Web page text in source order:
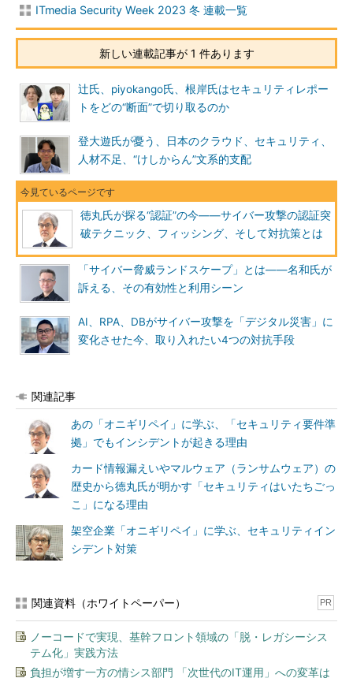
ITmedia Security Week 2023 冬 連載一覧
新しい連載記事が 1 件あります
辻氏、piyokango氏、根岸氏はセキュリティレポー
トをどの“断面”で切り取るのか
登大遊氏が憂う、日本のクラウド、セキュリティ、
人材不足、“けしからん”文系的支配
徳丸氏が探る“認証”の今――サイバー攻撃の認証突
破テクニック、フィッシング、そして対抗策とは
「サイバー脅威ランドスケープ」とは――名和氏が
訴える、その有効性と利用シーン
AI、RPA、DBがサイバー攻撃を「デジタル災害」に
変化させた今、取り入れたい4つの対抗手段
関連記事
あの「オニギリペイ」に学ぶ、「セキュリティ要件準
拠」でもインシデントが起きる理由
カード情報漏えいやマルウェア（ランサムウェア）の
歴史から徳丸氏が明かす「セキュリティはいたちごっ
こ」になる理由
架空企業「オニギリペイ」に学ぶ、セキュリティイン
シデント対策
関連資料（ホワイトペーパー） PR
ノーコードで実現、基幹フロント領域の「脱・レガシーシス
テム化」実践方法
負担が増す一方の情シス部門 「次世代のIT運用」への変革は